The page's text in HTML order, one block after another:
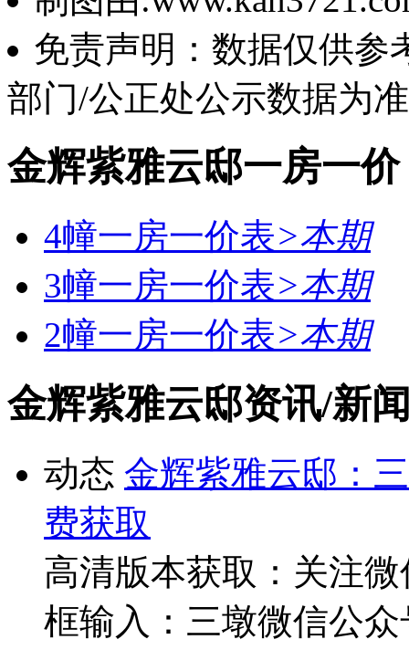
免责声明：数据仅供参
部门/公正处公示数据为
金辉紫雅云邸一房一价
4幢一房一价表>本期
3幢一房一价表>本期
2幢一房一价表>本期
金辉紫雅云邸资讯/新
动态 金辉紫雅云邸：
费获取
高清版本获取：关注
框输入：三墩微信公